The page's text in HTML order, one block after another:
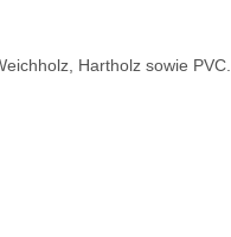
Hartholz sowie PVC.